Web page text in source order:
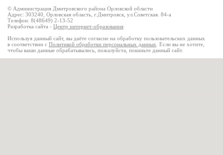
© Администрация Дмитровского района Орловской области
Адрес: 303240, Орловская область, г.Дмитровск, ул.Советская. 84-а
Телефон: 8(48649) 2-13-52
Разработка сайта - Центр интернет-образования
Используя данный сайт, вы даёте согласие на обработку пользовательских данных
в соответствии с Политикой обработки персональных данных . Если вы не хотите,
чтобы ваши данные обрабатывались, пожалуйста, покиньте данный сайт.